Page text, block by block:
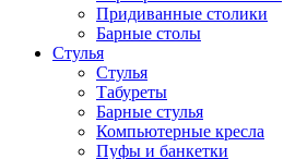
Придиванные столики
Барные столы
Стулья
Стулья
Табуреты
Барные стулья
Компьютерные кресла
Пуфы и банкетки